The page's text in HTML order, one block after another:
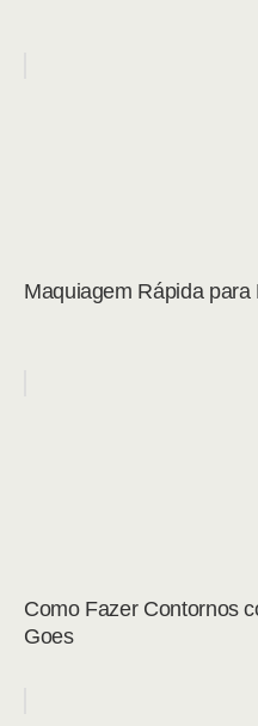
Maquiagem Rápida
Como Fazer Contornos
Goes